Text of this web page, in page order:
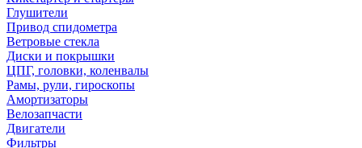
Глушители
Привод спидометра
Ветровые стекла
Диски и покрышки
ЦПГ, головки, коленвалы
Рамы, рули, гироскопы
Амортизаторы
Велозапчасти
Двигатели
Фильтры